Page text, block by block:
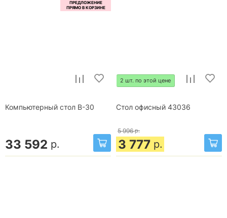
Компьютерный стол B-30
33 592 р.
2 шт. по этой цене
Стол офисный 43036
5 996 р.
3 777 р.